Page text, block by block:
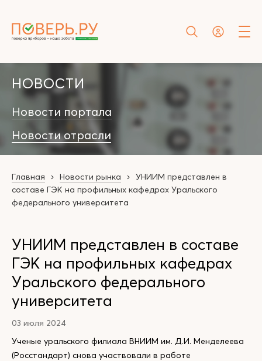
НОВОСТИ
Новости портала
Новости отрасли
Главная Новости рынка
УНИИМ представлен в
составе ГЭК на профильных кафедрах Уральского
федерального университета
УНИИМ представлен в составе
ГЭК на профильных кафедрах
Уральского федерального
университета
03 июля 2024
Ученые уральского филиала ВНИИМ им. Д.И. Менделеева
(Росстандарт) снова участвовали в работе